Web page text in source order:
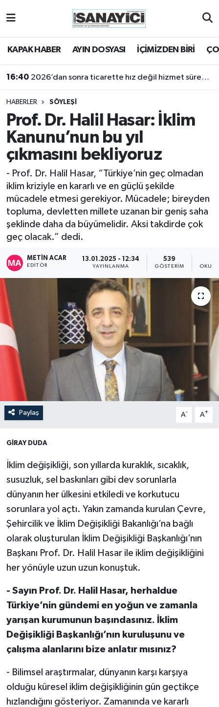
KAPAK HABER AYIN DOSYASI İÇİMİZDEN BİRİ
16:18 2025 yılı sanayi açısından bir kayıp yıldı
HABERLER SÖYLEŞİ
Prof. Dr. Halil Hasar: İklim
Kanunu’nun bu yıl
çıkmasını bekliyoruz
​​​​​​​- Prof. Dr. Halil Hasar, “Türkiye’nin geç olmadan
iklim kriziyle en kararlı ve en güçlü şekilde
mücadele etmesi gerekiyor. Mücadele; bireyden
topluma, devletten millete uzanan bir geniş saha
şeklinde daha da büyümelidir. Aksi takdirde çok
geç olacak.” dedi.
METIN ACAR
EDITÖR
13.01.2025 - 12:34
YAYINLANMA
539
GÖSTERIM
Paylaş A- A+
GİRAY DUDA
İklim değişikliği, son yıllarda kuraklık, sıcaklık,
susuzluk, sel baskınları gibi dev sorunlarla
dünyanın her ülkesini etkiledi ve korkutucu
sorunlara yol açtı. Yakın zamanda kurulan Çevre,
Şehircilik ve İklim Değişikliği Bakanlığı’na bağlı
olarak oluşturulan İklim Değişikliği Başkanlığı’nın
Başkanı Prof. Dr. Halil Hasar ile iklim değişikliğini
her yönüyle uzun uzun konuştuk.
- Sayın Prof. Dr. Halil Hasar, herhaldue
Türkiye’nin gündemi en yoğun ve zamanla
yarışan kurumunun başındasınız. İklim
Değişikliği Başkanlığı’nın kuruluşunu ve
çalışma alanlarını bize anlatır mısınız?
- Bilimsel araştırmalar, dünyanın karşı karşıya
olduğu küresel iklim değişikliğinin gün geçtikçe
hızlandığını gösteriyor. Zamanında ve kararlı
Tekirdağ Nöbetçi Eczaneler
Tekirdağ Trafik Yoğunluk Haritası
Süper Lig Puan Durumu ve Fikstür
Tüm Manşetler
Son Dakika Haberleri
Haber Arşivi